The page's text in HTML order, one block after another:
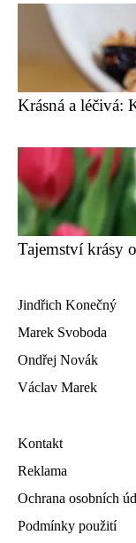
Krásná a léčivá:
Tajemství krásy
Jindřich Konečný
Marek Svoboda
Ondřej Novák
Václav Marek
Kontakt
Reklama
Ochrana osobních
Podmínky použití